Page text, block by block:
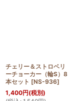
チェリー＆ストロベリ
ーチョーカー（輪S）8
本セット [NS-936]
1,400円(税別)